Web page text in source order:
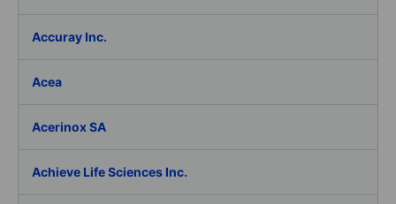
Accuray Inc.
Acea
Acerinox SA
Achieve Life Sciences Inc.